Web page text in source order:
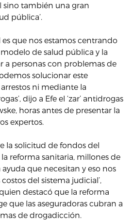
sino también una gran
pública’.
es que nos estamos centrando
de salud pública y la
a personas con problemas de
solucionar este
ni mediante la
dijo a Efe el ‘zar’ antidrogas
horas antes de presentar la
expertos.
la solicitud de fondos del
reforma sanitaria, millones de
que necesitan y eso nos
del sistema judicial’,
destacó que la reforma
que las aseguradoras cubran a
de drogadicción.